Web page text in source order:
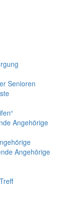
Senioren
Angehörige
Angehörige